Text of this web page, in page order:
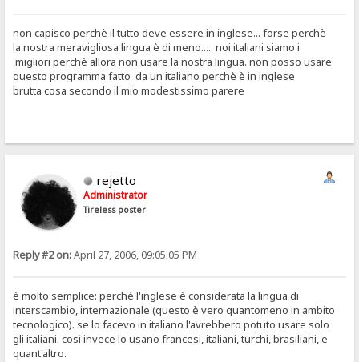
non capisco perchè il tutto deve essere in inglese... forse perchè
la nostra meravigliosa lingua è di meno..... noi italiani siamo i
migliori perchè allora non usare la nostra lingua. non posso usare
questo programma fatto da un italiano perchè è in inglese
brutta cosa secondo il mio modestissimo parere
rejetto
Administrator
Tireless poster
Reply #2 on:April 27, 2006, 09:05:05 PM
è molto semplice: perché l'inglese è considerata la lingua di
interscambio, internazionale (questo è vero quantomeno in ambito
tecnologico). se lo facevo in italiano l'avrebbero potuto usare solo
gli italiani. così invece lo usano francesi, italiani, turchi, brasiliani, e
quant'altro.